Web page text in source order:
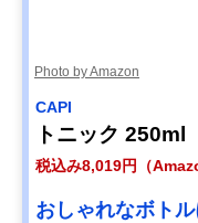
Photo by Amazon
CAPI
トニック 250ml
税込み8,019円（
おしゃれなボト